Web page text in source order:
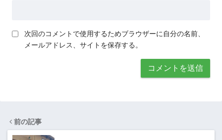
次回のコメントで使用するためブラウザーに自分の名前、
メールアドレス、サイトを保存する。
前の記事